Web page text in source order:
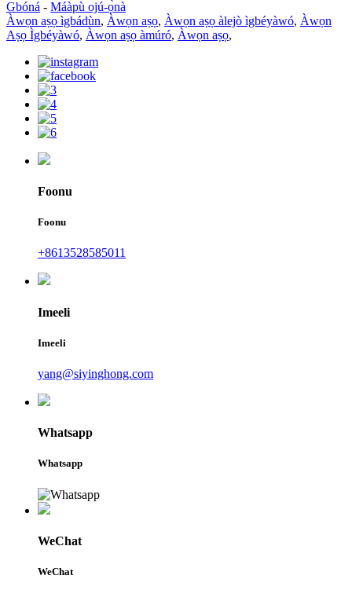
Gbóná - Máàpù ojú-ọ̀nà
Àwọn aṣọ ìgbádùn, Àwọn aṣọ, Àwọn aṣọ àlejò ìgbéyàwó, Àwọn
Aṣọ Ìgbéyàwó, Àwọn aṣọ àmúró, Àwọn aṣọ,
Foonu
Foonu
+8613528585011
Imeeli
Imeeli
yang@siyinghong.com
Whatsapp
Whatsapp
WeChat
WeChat